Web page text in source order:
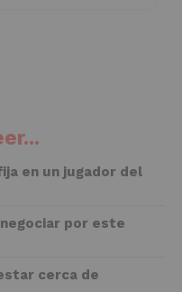
en un jugador del
por este
cerca de